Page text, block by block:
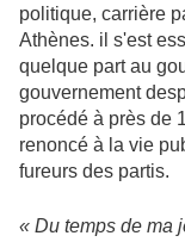
politique, carrière
Athènes. il s'est
quelque part au
gouvernement
procédé à près de
renoncé à la vie
fureurs des partis.
« Du temps de ma